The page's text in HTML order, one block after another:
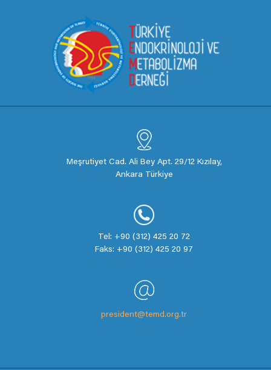
Meşrutiyet Cad. Ali Bey Apt. 29/12 Kızılay,
Ankara Türkiye
Tel: +90 (312) 425 20 72
Faks: +90 (312) 425 20 97
president@temd.org.tr